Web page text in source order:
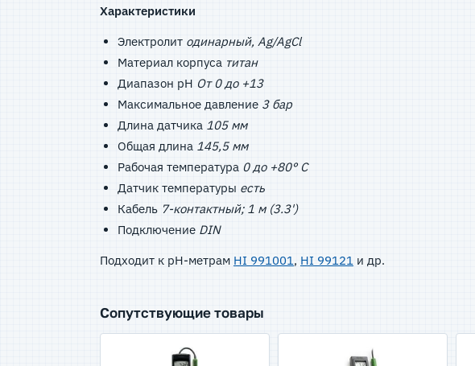
Характеристики
Электролит одинарный, Ag/AgCl
Материал корпуса титан
Диапазон pH От 0 до +13
Максимальное давление 3 бар
Длина датчика 105 мм
Общая длина 145,5 мм
Рабочая температура 0 до +80° C
Датчик температуры есть
Кабель 7-контактный; 1 м (3.3')
Подключение DIN
Подходит к pH-метрам HI 991001, HI 99121 и др.
Сопутствующие товары